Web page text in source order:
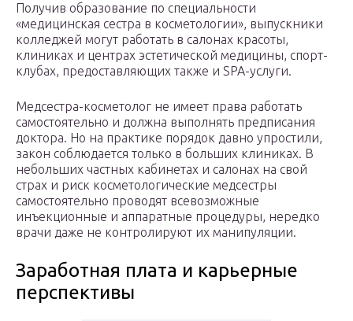
Получив образование по специальности
«медицинская сестра в косметологии», выпускники
колледжей могут работать в салонах красоты,
клиниках и центрах эстетической медицины, спорт-
клубах, предоставляющих также и SPA-услуги.
Медсестра-косметолог не имеет права работать
самостоятельно и должна выполнять предписания
доктора. Но на практике порядок давно упростили,
закон соблюдается только в больших клиниках. В
небольших частных кабинетах и салонах на свой
страх и риск косметологические медсестры
самостоятельно проводят всевозможные
инъекционные и аппаратные процедуры, нередко
врачи даже не контролируют их манипуляции.
Заработная плата и карьерные
перспективы